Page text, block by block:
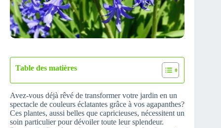
Table des matières
Avez-vous déjà rêvé de transformer votre jardin en un
spectacle de couleurs éclatantes grâce à vos agapanthes?
Ces plantes, aussi belles que capricieuses, nécessitent un
soin particulier pour dévoiler toute leur splendeur.